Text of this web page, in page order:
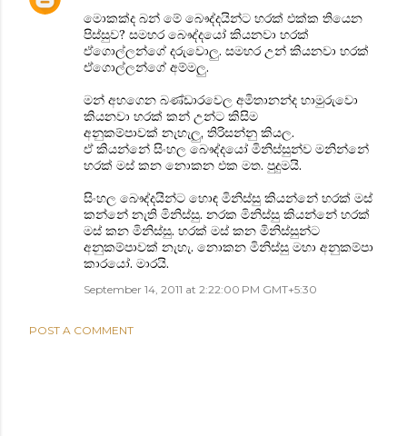
මොකක්ද බන් මේ බෞද්දයින්ට හරක් එක්ක තියෙන
පිස්සුව? සමහර බෞද්දයෝ කියනවා හරක්
ඒගොල්ලන්ගේ දරුවොලු. සමහර උන් කියනවා හරක්
ඒගොල්ලන්ගේ අම්මලු.
මන් අහගෙන බණ්ඩාරවෙල අමිතානන්ද හාමුරුවො
කියනවා හරක් කන් උන්ට කිසිම
අනුකම්පාවක් නැහැලු, තිරිසන්නු කියල.
ඒ කියන්නේ සිංහල බෞද්දයෝ මිනිස්සුන්ව මනින්නේ
හරක් මස් කන නොකන එක මත. පුදුමයි.
සිංහල බෞද්දයින්ට හොඳ මිනිස්සු කියන්නේ හරක් මස්
කන්නේ නැති මිනිස්සු. නරක මිනිස්සු කියන්නේ හරක්
මස් කන මිනිස්සු. හරක් මස් කන මිනිස්සුන්ට
අනුකම්පාවක් නැහැ. නොකන මිනිස්සු මහා අනුකම්පා
කාරයෝ. මාරයි.
September 14, 2011 at 2:22:00 PM GMT+5:30
POST A COMMENT